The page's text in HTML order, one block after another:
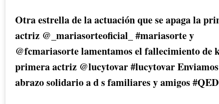
Otra estrella de la actuación que se apaga la
actriz @_mariasorteoficial_ #mariasorte y
@fcmariasorte lamentamos el fallecimiento de
primera actriz @lucytovar #lucytovar
abrazo solidario a d s familiares y amigos #QED